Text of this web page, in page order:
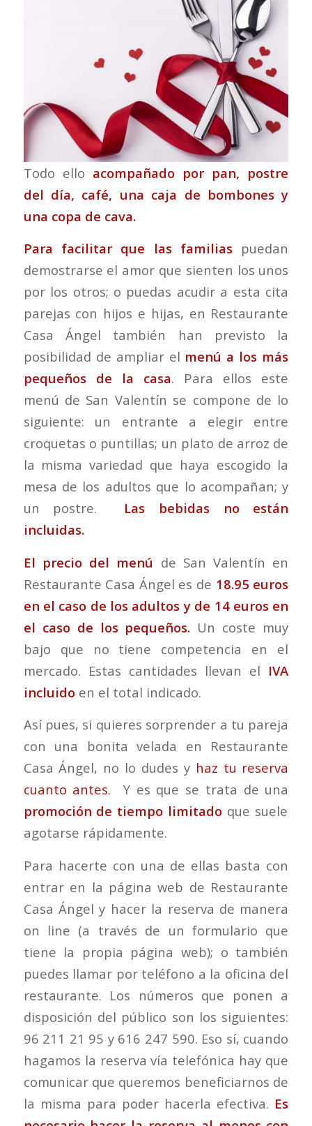
Todo ello acompañado por pan, postre
del día, café, una caja de bombones y
una copa de cava.
Para facilitar que las familias puedan
demostrarse el amor que sienten los unos
por los otros; o puedas acudir a esta cita
parejas con hijos e hijas, en Restaurante
Casa Ángel también han previsto la
posibilidad de ampliar el menú a los más
pequeños de la casa. Para ellos este
menú de San Valentín se compone de lo
siguiente: un entrante a elegir entre
croquetas o puntillas; un plato de arroz de
la misma variedad que haya escogido la
mesa de los adultos que lo acompañan; y
un postre.
Las bebidas no están
incluidas.
El precio del menú de San Valentín en
Restaurante Casa Ángel es de 18.95 euros
en el caso de los adultos y de 14 euros en
el caso de los pequeños. Un coste muy
bajo que no tiene competencia en el
mercado. Estas cantidades llevan el IVA
incluidoen el total indicado.
Así pues, si quieres sorprender a tu pareja
con una bonita velada en Restaurante
Casa Ángel, no lo dudes y haz tu reserva
cuanto antes. Y es que se trata de una
promoción de tiempo limitado que suele
agotarse rápidamente.
Para hacerte con una de ellas basta con
entrar en la página web de Restaurante
Casa Ángel y hacer la reserva de manera
on line (a través de un formulario que
tiene la propia página web); o también
puedes llamar por teléfono a la oficina del
restaurante. Los números que ponen a
disposición del público son los siguientes:
96 211 21 95 y 616 247 590. Eso sí, cuando
hagamos la reserva vía telefónica hay que
comunicar que queremos beneficiarnos de
la misma para poder hacerla efectiva. Es